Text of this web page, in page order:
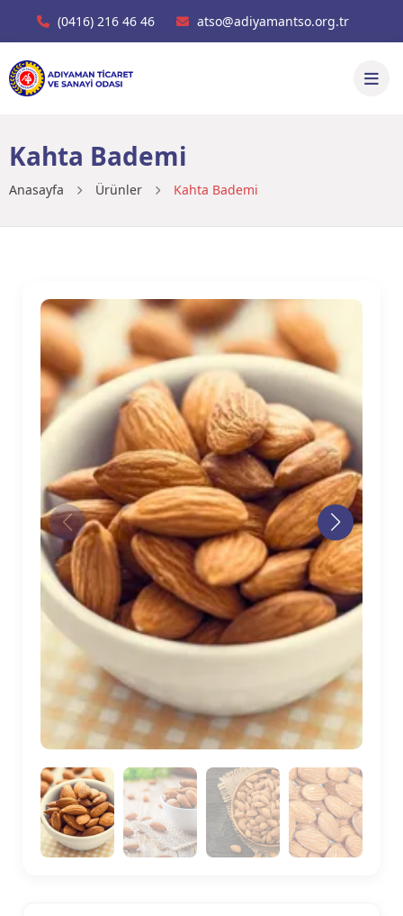
(0416) 216 46 46 atso@adiyamantso.org.tr
Kahta Bademi
Anasayfa Ürünler Kahta Bademi